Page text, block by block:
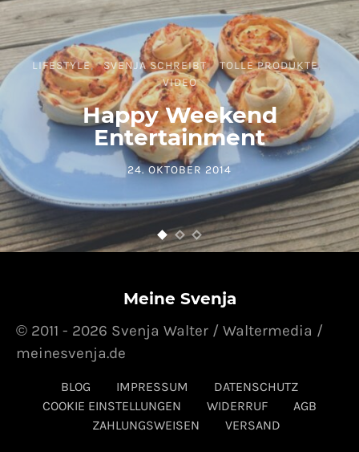
LIFESTYLE SVENJA SCHREIBT
TOLLE PRODUKTE
VIDEO
Happy Weekend
Entertainment
POSTED ON
24. OKTOBER 2014
Meine Svenja
BLOG IMPRESSUM
DATENSCHUTZ
COOKIE EINSTELLUNGEN
WIDERRUF
AGB
ZAHLUNGSWEISEN
VERSAND
© 2011 - 2026 Svenja Walter / Waltermedia /
meinesvenja.de